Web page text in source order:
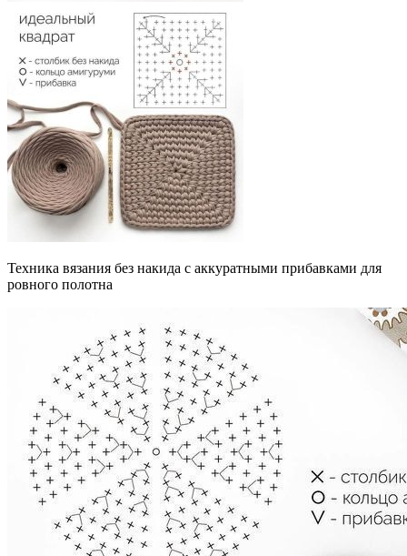
Техника вязания без накида с аккуратными прибавками для
ровного полотна